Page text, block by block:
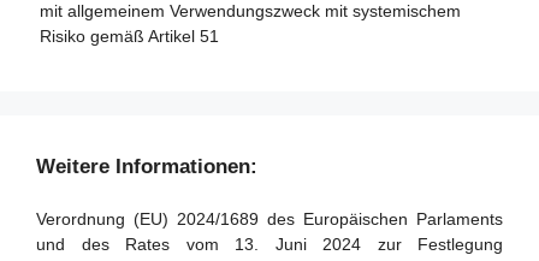
Artikel 89 - Überwachungsmaßnahmen
Artikel 93 - Befugnis zur Aufforderung zu Maßnahmen
mit allgemeinem Verwendungszweck mit systemischem
Risiko gemäß Artikel 51
Weitere Informationen:
Verordnung (EU) 2024/1689 des Europäischen Parlaments
und des Rates vom 13. Juni 2024 zur Festlegung